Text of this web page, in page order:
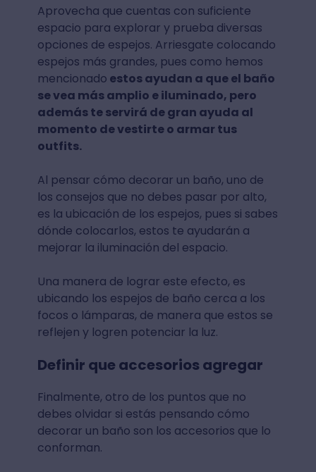
Aprovecha que cuentas con suficiente
espacio para explorar y prueba diversas
opciones de espejos. Arriesgate colocando
espejos más grandes, pues como hemos
mencionado estos ayudan a que el baño
se vea más amplio e iluminado, pero
además te servirá de gran ayuda al
momento de vestirte o armar tus
outfits.
Al pensar cómo decorar un baño, uno de
los consejos que no debes pasar por alto,
es la ubicación de los espejos, pues si sabes
dónde colocarlos, estos te ayudarán a
mejorar la iluminación del espacio.
Una manera de lograr este efecto, es
ubicando los espejos de baño cerca a los
focos o lámparas, de manera que estos se
reflejen y logren potenciar la luz.
Definir que accesorios agregar
Finalmente, otro de los puntos que no
debes olvidar si estás pensando cómo
decorar un baño son los accesorios que lo
conforman.